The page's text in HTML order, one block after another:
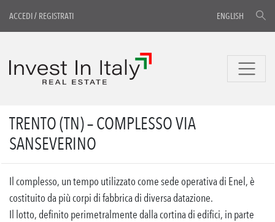
ACCEDI/ REGISTRATI ENGLISH
TRENTO (TN) – COMPLESSO VIA
SANSEVERINO
Il complesso, un tempo utilizzato come sede operativa di Enel, è
costituito da più corpi di fabbrica di diversa datazione.
Il lotto, definito perimetralmente dalla cortina di edifici, in parte